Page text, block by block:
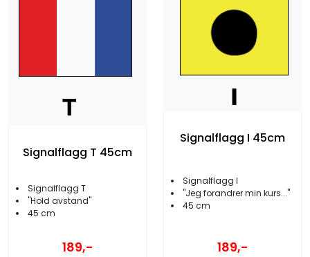
Signalflagg T 45cm
Signalflagg T
''Hold avstand''
45 cm
189,-
Signalflagg I 45cm
Signalflagg I
''Jeg forandrer min kurs...''
45 cm
189,-